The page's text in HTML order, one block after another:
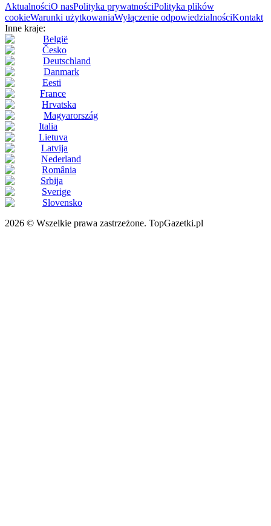
AktualnościO nasPolityka prywatnościPolityka plików
cookieWarunki użytkowaniaWyłączenie odpowiedzialnościKontakt
Inne kraje:
België
Česko
Deutschland
Danmark
Eesti
France
Hrvatska
Magyarország
Italia
Lietuva
Latvija
Nederland
România
Srbija
Sverige
Slovensko
2026 © Wszelkie prawa zastrzeżone. TopGazetki.pl